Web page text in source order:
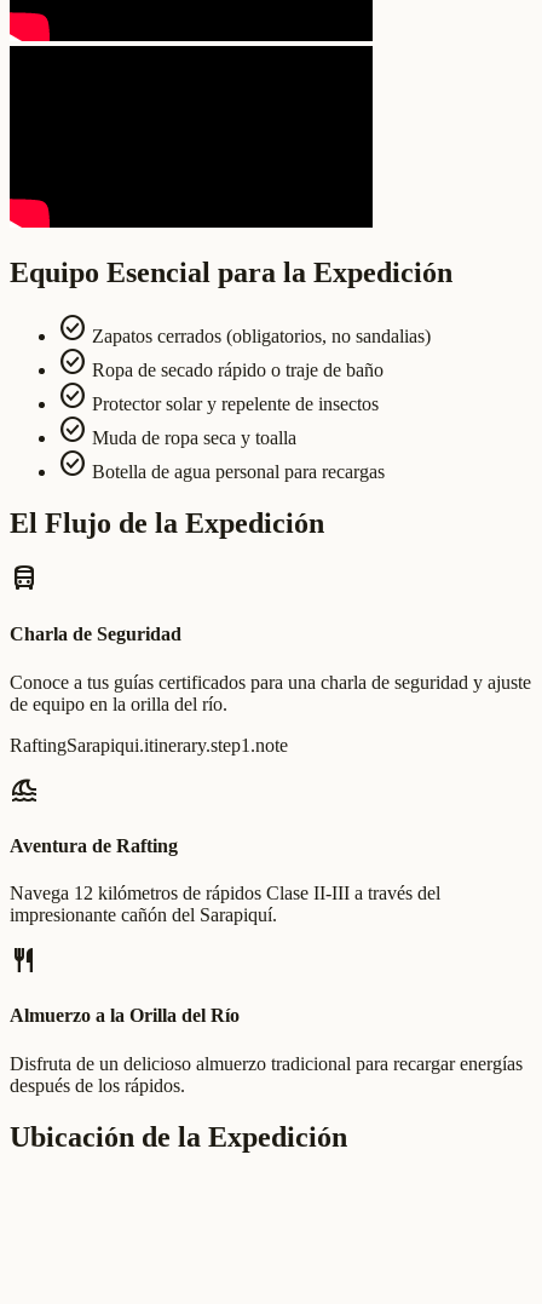
Equipo Esencial para la Expedición
check_circle Zapatos cerrados (obligatorios, no sandalias)
check_circle Ropa de secado rápido o traje de baño
check_circle Protector solar y repelente de insectos
check_circle Muda de ropa seca y toalla
check_circle Botella de agua personal para recargas
El Flujo de la Expedición
directions_bus
Charla de Seguridad
Conoce a tus guías certificados para una charla de seguridad y ajuste
de equipo en la orilla del río.
RaftingSarapiqui.itinerary.step1.note
tsunami
Aventura de Rafting
Navega 12 kilómetros de rápidos Clase II-III a través del
impresionante cañón del Sarapiquí.
restaurant
Almuerzo a la Orilla del Río
Disfruta de un delicioso almuerzo tradicional para recargar energías
después de los rápidos.
Ubicación de la Expedición